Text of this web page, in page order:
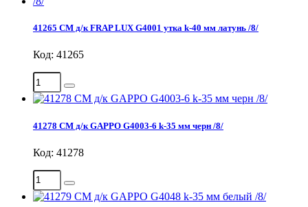
41265 СМ д/к FRAP LUX G4001 утка k-40 мм латунь /8/
Код: 41265
41278 СМ д/к GAPPO G4003-6 k-35 мм черн /8/
Код: 41278